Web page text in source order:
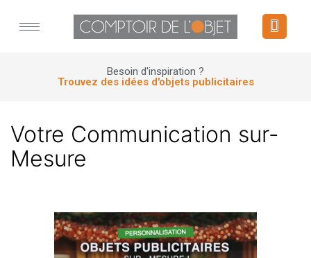
Besoin d'inspiration ?
Trouvez des idées d'objets publicitaires
Votre Communication sur-
Mesure
Panneau de gestion des cookies